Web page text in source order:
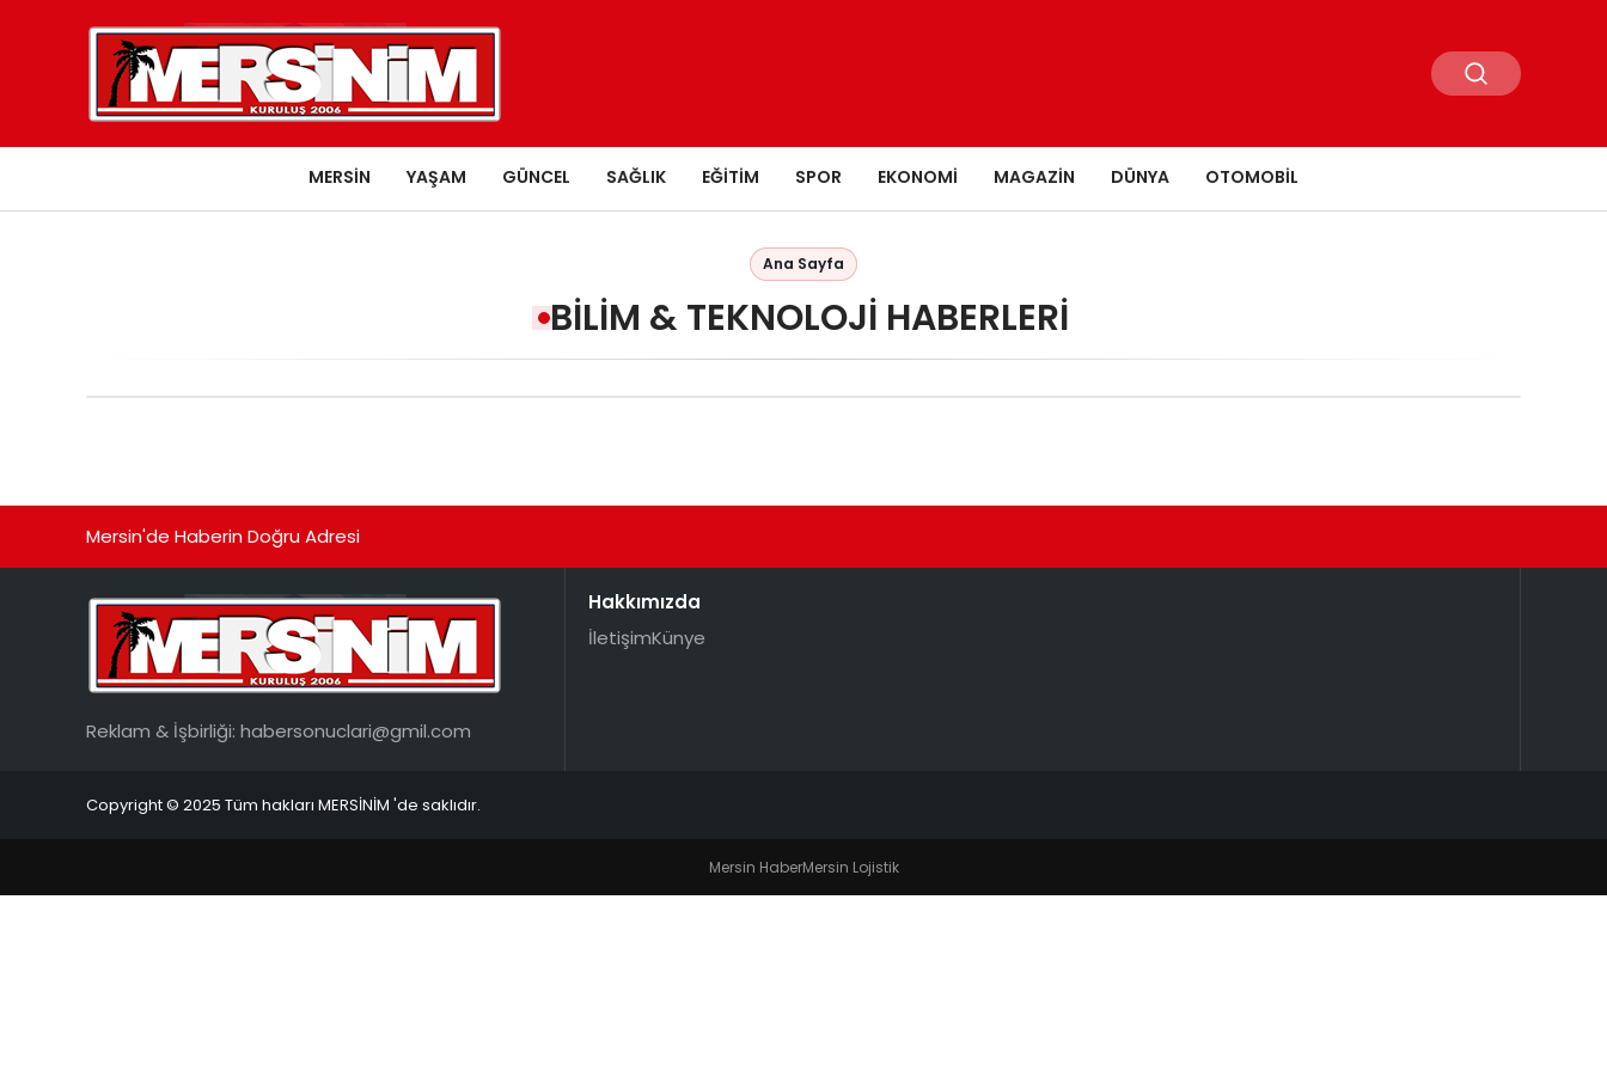
MERSIN YAŞAM GÜNCEL SAĞLIK EĞITIM SPOR EKONOMI MAGAZIN DÜNYA OTOMOBIL
Ana Sayfa
BILIM & TEKNOLOJI HABERLERI
Mersin'de Haberin Doğru Adresi
Reklam & İşbirliği: habersonuclari@gmil.com
Hakkımızda
İletişimKünye
Copyright © 2025 Tüm hakları MERSİNİM 'de saklıdır.
Mersin HaberMersin Lojistik